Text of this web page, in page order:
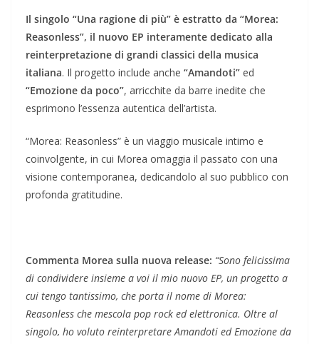
Il singolo “Una ragione di più” è estratto da “Morea:
Reasonless”, il nuovo EP interamente dedicato alla
reinterpretazione di grandi classici della musica
italiana. Il progetto include anche “Amandoti” ed
“Emozione da poco”, arricchite da barre inedite che
esprimono l’essenza autentica dell’artista.
“Morea: Reasonless” è un viaggio musicale intimo e
coinvolgente, in cui Morea omaggia il passato con una
visione contemporanea, dedicandolo al suo pubblico con
profonda gratitudine.
Commenta Morea sulla nuova release: “Sono felicissima
di condividere insieme a voi il mio nuovo EP, un progetto a
cui tengo tantissimo, che porta il nome di Morea:
Reasonless che mescola pop rock ed elettronica. Oltre al
singolo, ho voluto reinterpretare Amandoti ed Emozione da